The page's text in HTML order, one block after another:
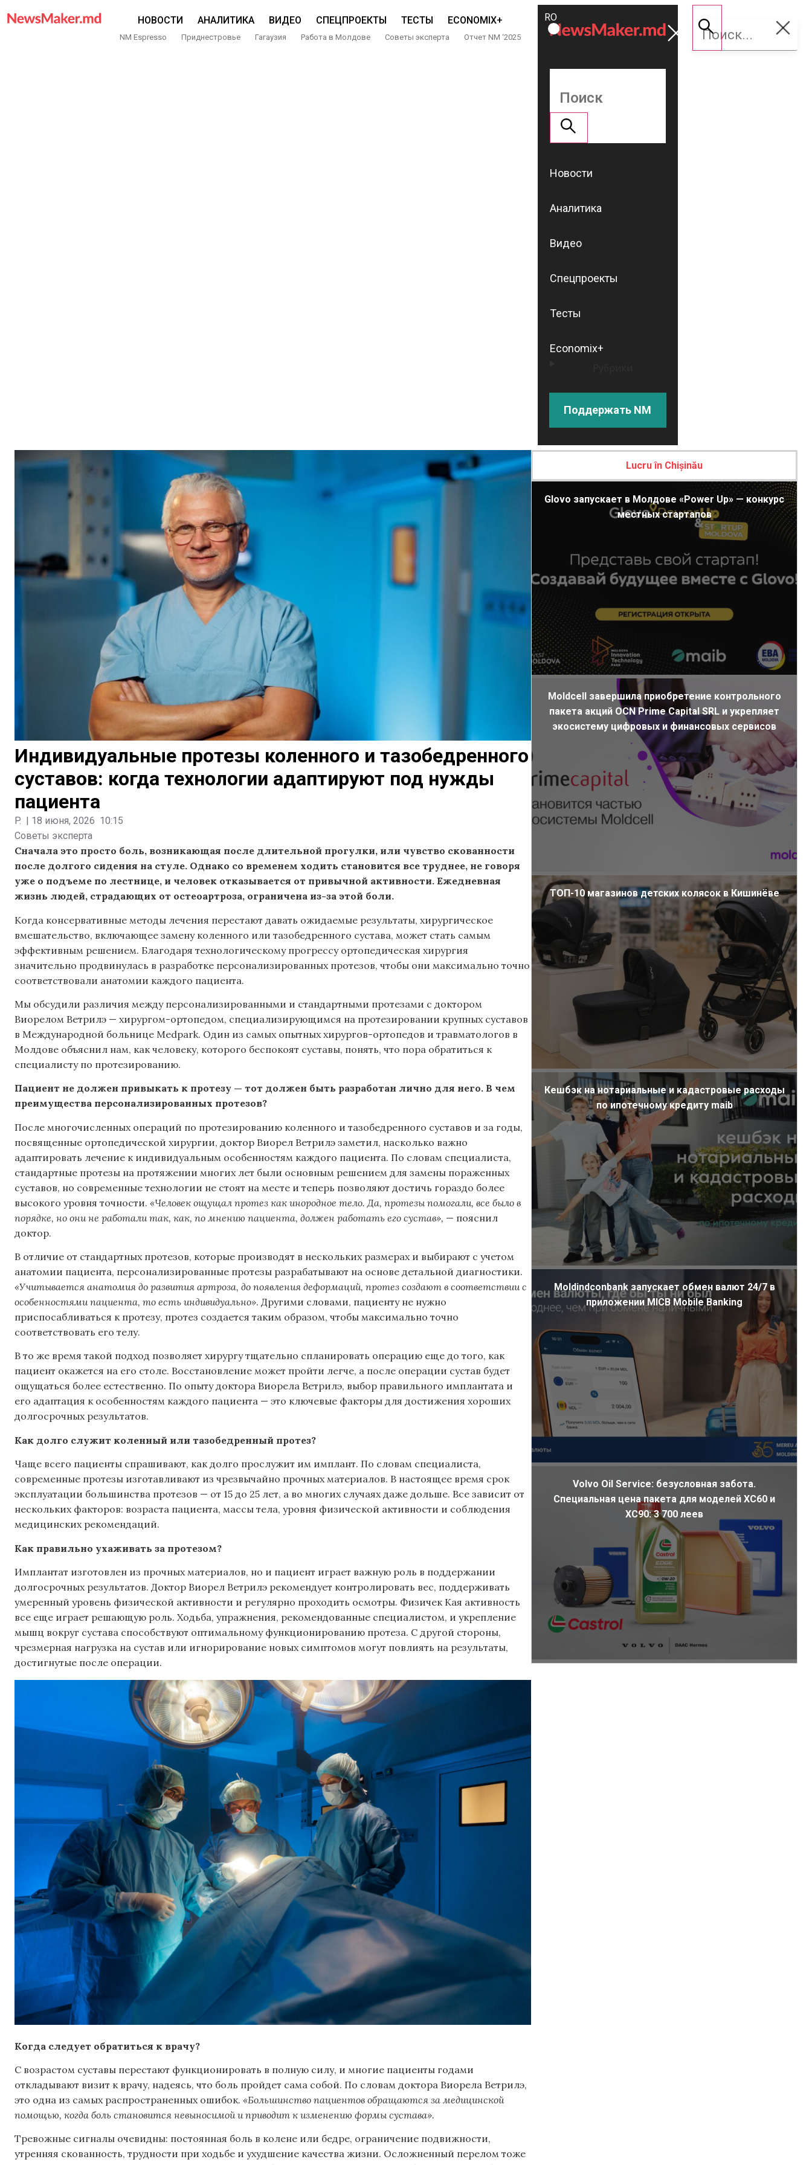
НОВОСТИ АНАЛИТИКА ВИДЕО СПЕЦПРОЕКТЫ ТЕСТЫ ECONOMIX+
NM Espresso Приднестровье Гагаузия Работа в Молдове Советы эксперта Отчет NM ‘2025
ROMÂNĂ
RU
Поддержать
NM
Новости
Аналитика
Видео
Спецпроекты
Тесты
Economix+
Поддержать NM
Индивидуальные протезы коленного и тазобедренного
суставов: когда технологии адаптируют под нужды
пациента
P. | 18 июня, 2026 10:15
Советы эксперта
Сначала это просто боль, возникающая после длительной прогулки, или чувство скованности
после долгого сидения на стуле. Однако со временем ходить становится все труднее, не говоря
уже о подъеме по лестнице, и человек отказывается от привычной активности. Ежедневная
жизнь людей, страдающих от остеоартроза, ограничена из-за этой боли.
Когда консервативные методы лечения перестают давать ожидаемые результаты, хирургическое
вмешательство, включающее замену коленного или тазобедренного сустава, может стать самым
эффективным решением. Благодаря технологическому прогрессу ортопедическая хирургия
значительно продвинулась в разработке персонализированных протезов, чтобы они максимально точно
соответствовали анатомии каждого пациента.
Мы обсудили различия между персонализированными и стандартными протезами с доктором
Виорелом Ветрилэ — хирургом-ортопедом, специализирующимся на протезировании крупных суставов
в Международной больнице Medpark. Один из самых опытных хирургов-ортопедов и травматологов в
Молдове объяснил нам, как человеку, которого беспокоят суставы, понять, что пора обратиться к
специалисту по протезированию.
Пациент не должен привыкать к протезу — тот должен быть разработан лично для него. В чем
преимущества персонализированных протезов?
После многочисленных операций по протезированию коленного и тазобедренного суставов и за годы,
посвященные ортопедической хирургии, доктор Виорел Ветрилэ заметил, насколько важно
адаптировать лечение к индивидуальным особенностям каждого пациента. По словам специалиста,
стандартные протезы на протяжении многих лет были основным решением для замены пораженных
суставов, но современные технологии не стоят на месте и теперь позволяют достичь гораздо более
высокого уровня точности. «Человек ощущал протез как инородное тело. Да, протезы помогали, все было в
порядке, но они не работали так, как, по мнению пациента, должен работать его сустав», — пояснил
доктор.
В отличие от стандартных протезов, которые производят в нескольких размерах и выбирают с учетом
анатомии пациента, персонализированные протезы разрабатывают на основе детальной диагностики.
«Учитывается анатомия до развития артроза, до появления деформаций, протез создают в соответствии с
особенностями пациента, то есть индивидуально». Другими словами, пациенту не нужно
приспосабливаться к протезу, протез создается таким образом, чтобы максимально точно
соответствовать его телу.
В то же время такой подход позволяет хирургу тщательно спланировать операцию еще до того, как
пациент окажется на его столе. Восстановление может пройти легче, а после операции сустав будет
ощущаться более естественно. По опыту доктора Виорела Ветрилэ, выбор правильного имплантата и
его адаптация к особенностям каждого пациента — это ключевые факторы для достижения хороших
долгосрочных результатов.
Как долго служит коленный или тазобедренный протез?
Чаще всего пациенты спрашивают, как долго прослужит им имплант. По словам специалиста,
современные протезы изготавливают из чрезвычайно прочных материалов. В настоящее время срок
эксплуатации большинства протезов — от 15 до 25 лет, а во многих случаях даже дольше. Все зависит от
нескольких факторов: возраста пациента, массы тела, уровня физической активности и соблюдения
медицинских рекомендаций.
Как правильно ухаживать за протезом?
Имплантат изготовлен из прочных материалов, но и пациент играет важную роль в поддержании
долгосрочных результатов. Доктор Виорел Ветрилэ рекомендует контролировать вес, поддерживать
умеренный уровень физической активности и регулярно проходить осмотры. Физичек Кая активность
все еще играет решающую роль. Ходьба, упражнения, рекомендованные специалистом, и укрепление
мышц вокруг сустава способствуют оптимальному функционированию протеза. С другой стороны,
чрезмерная нагрузка на сустав или игнорирование новых симптомов могут повлиять на результаты,
достигнутые после операции.
Когда следует обратиться к врачу?
С возрастом суставы перестают функционировать в полную силу, и многие пациенты годами
откладывают визит к врачу, надеясь, что боль пройдет сама собой. По словам доктора Виорела Ветрилэ,
это одна из самых распространенных ошибок. «Большинство пациентов обращаются за медицинской
помощью, когда боль становится невыносимой и приводит к изменению формы сустава».
Тревожные сигналы очевидны: постоянная боль в колене или бедре, ограничение подвижности,
утренняя скованность, трудности при ходьбе и ухудшение качества жизни. Осложненный перелом тоже
Lucru în Chișinău
Glovo запускает в Молдове «Power Up» — конкурс
местных стартапов
Moldcell завершила приобретение контрольного
пакета акций OCN Prime Capital SRL и укрепляет
экосистему цифровых и финансовых сервисов
ТОП-10 магазинов детских колясок в Кишинёве
Кешбэк на нотариальные и кадастровые расходы
по ипотечному кредиту maib
Moldindconbank запускает обмен валют 24/7 в
приложении MICB Mobile Banking
Volvo Oil Service: безусловная забота.
Специальная цена пакета для моделей XC60 и
XC90: 3 700 леев